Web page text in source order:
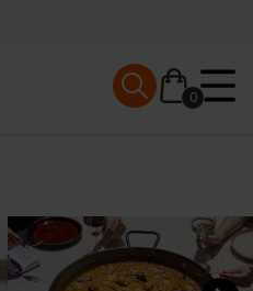
0
Mobile menu
Next